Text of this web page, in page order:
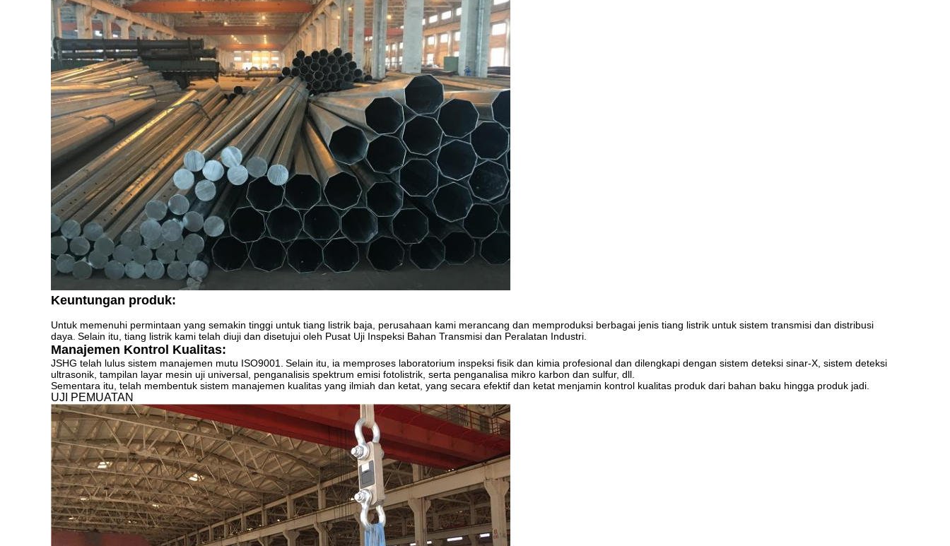
Keuntungan produk:
Untuk memenuhi permintaan yang semakin tinggi untuk tiang listrik baja, perusahaan kami merancang dan memproduksi berbagai jenis tiang listrik untuk sistem transmisi dan distribusi
daya. Selain itu, tiang listrik kami telah diuji dan disetujui oleh Pusat Uji Inspeksi Bahan Transmisi dan Peralatan Industri.
Manajemen Kontrol Kualitas:
JSHG telah lulus sistem manajemen mutu ISO9001.
Selain itu, ia memproses laboratorium inspeksi fisik dan kimia profesional dan dilengkapi dengan sistem deteksi sinar-X, sistem deteksi
ultrasonik, tampilan layar mesin uji universal, penganalisis spektrum emisi fotolistrik, serta penganalisa mikro karbon dan sulfur, dll.
Sementara itu, telah membentuk sistem manajemen kualitas yang ilmiah dan ketat, yang secara efektif dan ketat menjamin kontrol kualitas produk dari bahan baku hingga produk jadi.
UJI PEMUATAN